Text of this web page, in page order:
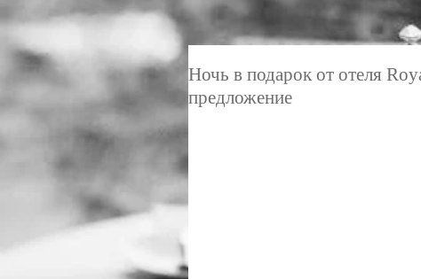
Ночь в подарок от отеля
предложение